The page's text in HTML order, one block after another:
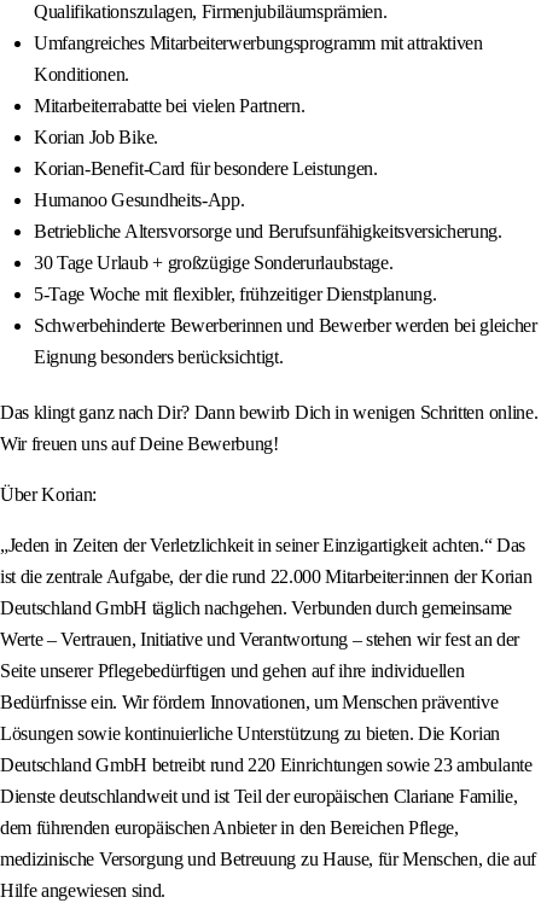
Qualifikationszulagen, Firmenjubiläumsprämien.
Umfangreiches Mitarbeiterwerbungsprogramm mit attraktiven
Konditionen.
Mitarbeiterrabatte bei vielen Partnern.
Korian Job Bike.
Korian-Benefit-Card für besondere Leistungen.
Humanoo Gesundheits-App.
Betriebliche Altersvorsorge und Berufsunfähigkeitsversicherung.
30 Tage Urlaub + großzügige Sonderurlaubstage.
5-Tage Woche mit flexibler, frühzeitiger Dienstplanung.
Schwerbehinderte Bewerberinnen und Bewerber werden bei gleicher
Eignung besonders berücksichtigt.
Das klingt ganz nach Dir? Dann bewirb Dich in wenigen Schritten online.
Wir freuen uns auf Deine Bewerbung!
Über Korian:
„Jeden in Zeiten der Verletzlichkeit in seiner Einzigartigkeit achten.“ Das
ist die zentrale Aufgabe, der die rund 22.000 Mitarbeiter:innen der Korian
Deutschland GmbH täglich nachgehen. Verbunden durch gemeinsame
Werte – Vertrauen, Initiative und Verantwortung – stehen wir fest an der
Seite unserer Pflegebedürftigen und gehen auf ihre individuellen
Bedürfnisse ein. Wir fördern Innovationen, um Menschen präventive
Lösungen sowie kontinuierliche Unterstützung zu bieten. Die Korian
Deutschland GmbH betreibt rund 220 Einrichtungen sowie 23 ambulante
Dienste deutschlandweit und ist Teil der europäischen Clariane Familie,
dem führenden europäischen Anbieter in den Bereichen Pflege,
medizinische Versorgung und Betreuung zu Hause, für Menschen, die auf
Hilfe angewiesen sind.